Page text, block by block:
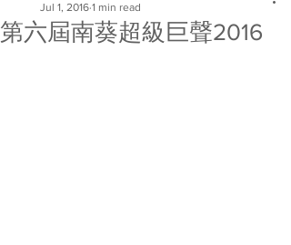
第六屆南葵超級巨聲2016
Jul 1, 2016 1 min read